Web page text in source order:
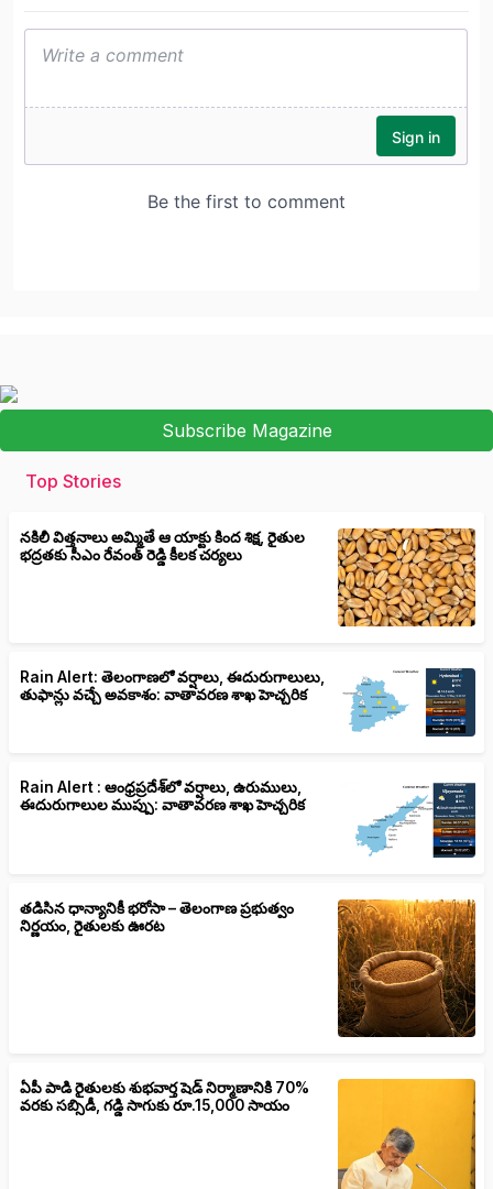
Subscribe Magazine
Top Stories
నకిలీ విత్తనాలు అమ్మితే ఆ యాక్టు కింద శిక్ష, రైతుల
భద్రతకు సీఎం రేవంత్ రెడ్డి కీలక చర్యలు
Rain Alert: తెలంగాణలో వర్షాలు, ఈదురుగాలులు,
తుఫాన్లు వచ్చే అవకాశం: వాతావరణ శాఖ హెచ్చరిక
Rain Alert : ఆంధ్రప్రదేశ్‌లో వర్షాలు, ఉరుములు,
ఈదురుగాలుల ముప్పు: వాతావరణ శాఖ హెచ్చరిక
తడిసిన ధాన్యానికీ భరోసా – తెలంగాణ ప్రభుత్వం
నిర్ణయం, రైతులకు ఊరట
ఏపీ పాడి రైతులకు శుభవార్త షెడ్ నిర్మాణానికి 70%
వరకు సబ్సిడీ, గడ్డి సాగుకు రూ.15,000 సాయం